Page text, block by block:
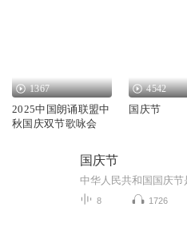
1367
2025中国朗诵联盟中
秋国庆双节歌咏会
4542
国庆节
国庆节
8 1726